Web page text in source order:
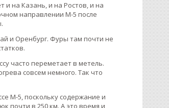
и на Казань, и на Ростов, и на
направлении М-5 после
и Оренбург. Фуры там почти не
часто переметает в метель.
совсем немного. Так что
М-5, поскольку содержание и
почти в 250 км. А это время и